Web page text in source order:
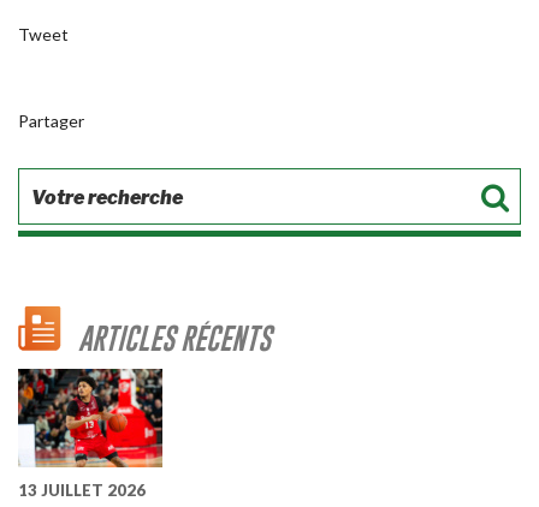
Tweet
Partager
ARTICLES RÉCENTS
13 JUILLET 2026